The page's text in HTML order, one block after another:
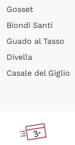
Gosset
Biondi Santi
Guado al Tasso
Divella
Casale del Giglio